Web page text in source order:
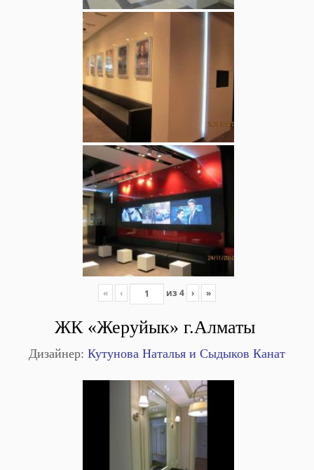
« ‹ из 4 › »
ЖК «Жеруйык» г.Алматы
Дизайнер: Кутунова Наталья и Сыдыков Канат